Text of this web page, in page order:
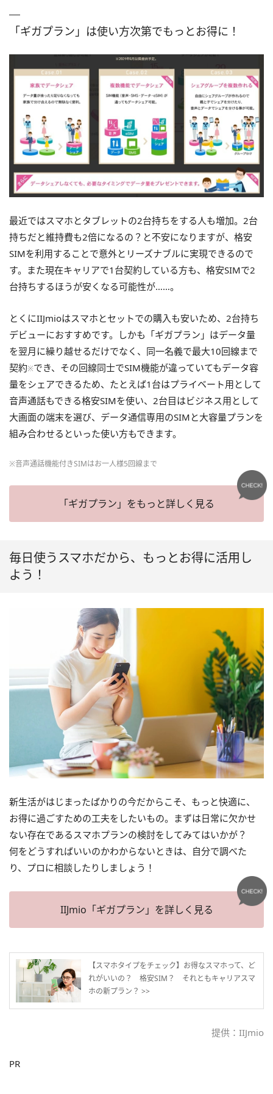
「ギガプラン」は使い方次第でもっとお得に！
最近ではスマホとタブレットの2台持ちをする人も増加。2台
持ちだと維持費も2倍になるの？と不安になりますが、格安
SIMを利用することで意外とリーズナブルに実現できるので
す。また現在キャリアで1台契約している方も、格安SIMで2
台持ちするほうが安くなる可能性が……。
とくにIIJmioはスマホとセットでの購入も安いため、2台持ち
デビューにおすすめです。しかも「ギガプラン」はデータ量
を翌月に繰り越せるだけでなく、同一名義で最大10回線まで
契約※でき、その回線同士でSIM機能が違っていてもデータ容
量をシェアできるため、たとえば1台はプライベート用として
音声通話もできる格安SIMを使い、2台目はビジネス用として
大画面の端末を選び、データ通信専用のSIMと大容量プランを
組み合わせるといった使い方もできます。
※音声通話機能付きSIMはお一人様5回線まで
「ギガプラン」をもっと詳しく見る
毎日使うスマホだから、もっとお得に活用し
よう！
新生活がはじまったばかりの今だからこそ、もっと快適に、
お得に過ごすための工夫をしたいもの。まずは日常に欠かせ
ない存在であるスマホプランの検討をしてみてはいかが？
何をどうすればいいのかわからないときは、自分で調べた
り、プロに相談したりしましょう！
IIJmio「ギガプラン」を詳しく見る
【スマホタイプをチェック】お得なスマホって、ど
れがいいの？ 格安SIM？ それともキャリアスマ
ホの新プラン？ >>
提供：IIJmio
PR